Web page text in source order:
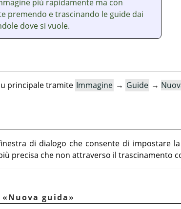
più rapidamente ma con
premendo e trascinando le guide dai
dove si vuole.
principale tramite Immagine → Guide →
di dialogo che consente di impostare la
precisa che non attraverso il trascinamento
«Nuova guida»